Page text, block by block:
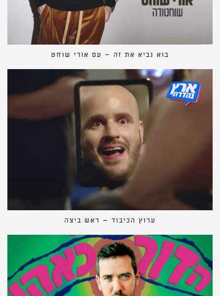
בוא נביא את זה – עם אורי שוחט
ערוץ הכיבוד – ראש ביצה